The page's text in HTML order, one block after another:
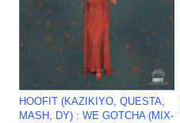
HOOFIT (KAZIKIYO, QUESTA,
MASH, DY) : WE GOTCHA (MIX-